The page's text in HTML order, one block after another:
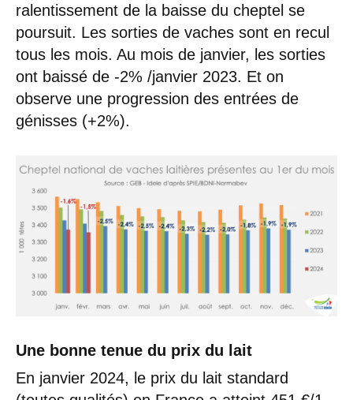
ralentissement de la baisse du cheptel se
poursuit. Les sorties de vaches sont en recul
tous les mois. Au mois de janvier, les sorties
ont baissé de -2% /janvier 2023. Et on
observe une progression des entrées de
génisses (+2%).
Une bonne tenue du prix du lait
En janvier 2024, le prix du lait standard